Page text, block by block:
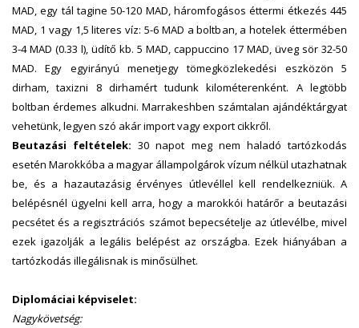
MAD, egy tál tagine 50-120 MAD, háromfogásos éttermi étkezés 445
MAD, 1 vagy 1,5 literes víz: 5-6 MAD a boltban, a hotelek éttermében
3-4 MAD (0.33 l), üdítő kb. 5 MAD, cappuccino 17 MAD, üveg sör 32-50
MAD. Egy egyirányú menetjegy tömegközlekedési eszközön 5
dirham, taxizni 8 dirhamért tudunk kilométerenként. A legtöbb
boltban érdemes alkudni. Marrakeshben számtalan ajándéktárgyat
vehetünk, legyen szó akár import vagy export cikkről.
Beutazási feltételek: 30 napot meg nem haladó tartózkodás
esetén Marokkóba a magyar állampolgárok vízum nélkül utazhatnak
be, és a hazautazásig érvényes útlevéllel kell rendelkezniük. A
belépésnél ügyelni kell arra, hogy a marokkói határőr a beutazási
pecsétet és a regisztrációs számot bepecsételje az útlevélbe, mivel
ezek igazolják a legális belépést az országba. Ezek hiányában a
tartózkodás illegálisnak is minősülhet.
Diplomáciai képviselet:
Nagykövetség: